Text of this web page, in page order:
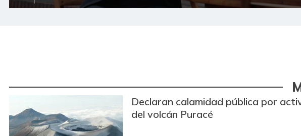
Declaran calamidad pública por
del volcán Puracé